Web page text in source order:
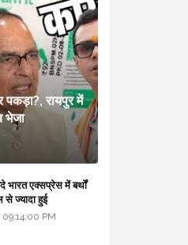
पकड़ा?, रायपुर में
भेजा
भारत एक्सप्रेस में बर्थों
ज्यादा हुई
PM